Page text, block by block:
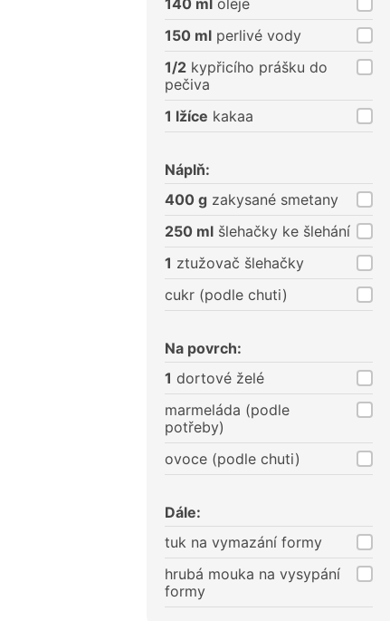
140 ml oleje
150 ml perlivé vody
1/2 kypřicího prášku do
pečiva
1 lžíce kakaa
Náplň:
400 g zakysané smetany
250 ml šlehačky ke šlehání
1 ztužovač šlehačky
cukr (podle chuti)
Na povrch:
1 dortové želé
marmeláda (podle
potřeby)
ovoce (podle chuti)
Dále:
tuk na vymazání formy
hrubá mouka na vysypání
formy